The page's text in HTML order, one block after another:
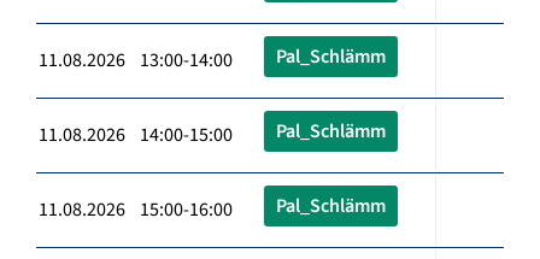
11.08.2026 13:00-14:00 Pal_Schlämm
11.08.2026 14:00-15:00 Pal_Schlämm
11.08.2026 15:00-16:00 Pal_Schlämm